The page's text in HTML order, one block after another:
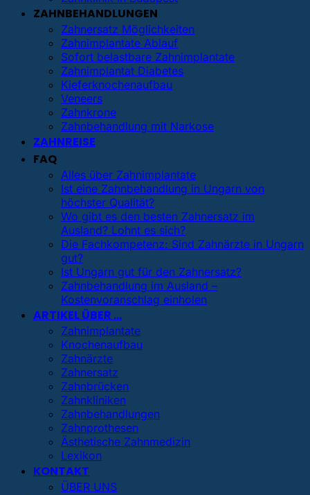
ZAHNBEHANDLUNGEN
Zahnersatz Möglichkeiten
Zahnimplantate Ablauf
Sofort belastbare Zahnimplantate
Zahnimplantat Diabetes
Kieferknochenaufbau
Veneers
Zahnkrone
Zahnbehandlung mit Narkose
ZAHNREISE
FAQ
Alles über Zahnimplantate
Ist eine Zahnbehandlung in Ungarn von
höchster Qualität?
Wo gibt es den besten Zahnersatz im
Ausland? Lohnt es sich?
Die Fachkompetenz: Sind Zahnärzte in Ungarn
gut?
Ist Ungarn gut für den Zahnersatz?
Zahnbehandlung im Ausland –
Kostenvoranschlag einholen
ARTIKEL ÜBER …
Zahnimplantate
Knochenaufbau
Zahnärzte
Zahnersatz
Zahnbrücken
Zahnkliniken
Zahnbehandlungen
Zahnprothesen
Ästhetische Zahnmedizin
Lexikon
KONTAKT
ÜBER UNS